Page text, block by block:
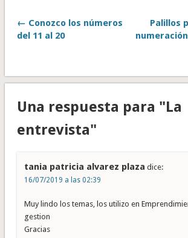
← Conozco los números
del 11 al 20
Palillos
Una respuesta para "La
entrevista"
tania patricia alvarez plaza dice:
16/07/2019 a las 02:39
Muy lindo los temas, los utilizo en
gestion
Gracias